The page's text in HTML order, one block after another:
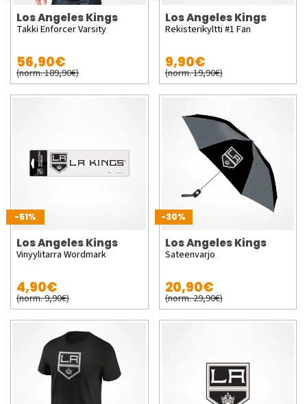
Los Angeles Kings
Takki Enforcer Varsity
56,90€
(norm. 189,90€)
Los Angeles Kings
Rekisterikyltti #1 Fan
9,90€
(norm. 19,90€)
-51%
Los Angeles Kings
Vinyylitarra Wordmark
4,90€
(norm. 9,90€)
-30%
Los Angeles Kings
Sateenvarjo
20,90€
(norm. 29,90€)